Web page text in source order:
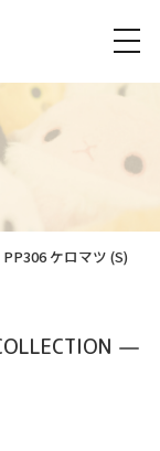
PP306 ケロマツ (S)